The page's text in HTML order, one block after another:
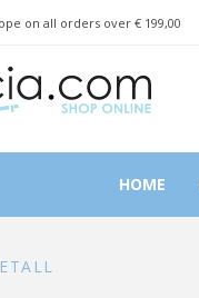
on all orders over € 199,00
HOME